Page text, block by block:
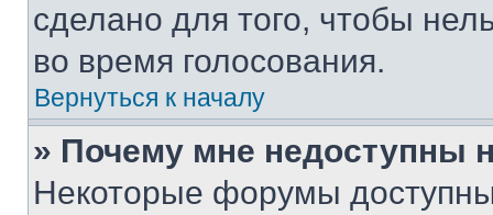
сделано для того, чтобы
во время голосования.
Вернуться к началу
» Почему мне недоступны
Некоторые форумы